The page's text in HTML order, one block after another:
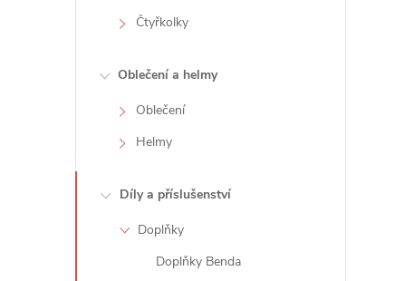
p
Čtyřkolky
Oblečení a helmy
Oblečení
Helmy
Díly a příslušenství
Doplňky
Doplňky Benda